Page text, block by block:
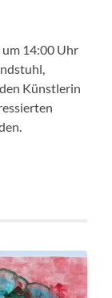
14:00 Uhr
Künstlerin